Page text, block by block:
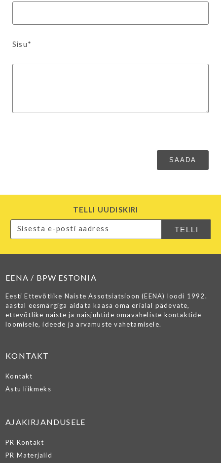
Sisu*
TELLI UUDISKIRI
EENA / BPW ESTONIA
Eesti Ettevõtlike Naiste Assotsiatsioon (EENA) loodi 1992.
aastal eesmärgiga aidata kaasa oma erialal pädevate,
ettevõtlike naiste ja naisjuhtide omavaheliste kontaktide
loomisele, ideede ja arvamuste vahetamisele.
KONTAKT
Kontakt
Astu liikmeks
AJAKIRJANDUSELE
PR Kontakt
PR Materjalid